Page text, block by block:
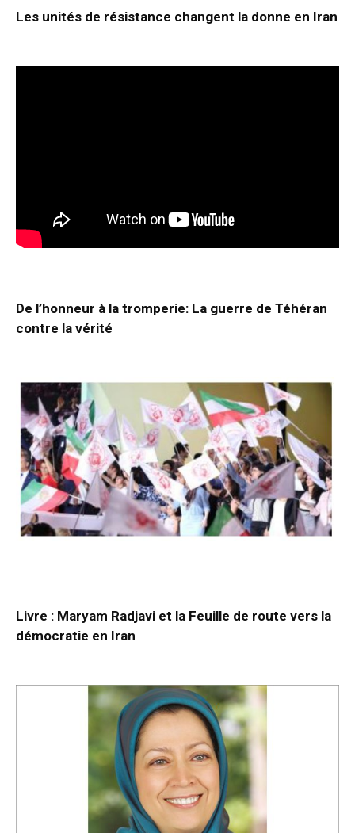
Les unités de résistance changent la donne en Iran
De l’honneur à la tromperie: La guerre de Téhéran
contre la vérité
Livre : Maryam Radjavi et la Feuille de route vers la
démocratie en Iran